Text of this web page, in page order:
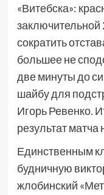
«Витебска»:
заключительной
сократить
большее не
две минуты до
шайбу для
Игорь Ревенко.
результат
Единственным
будничную
жлобинский